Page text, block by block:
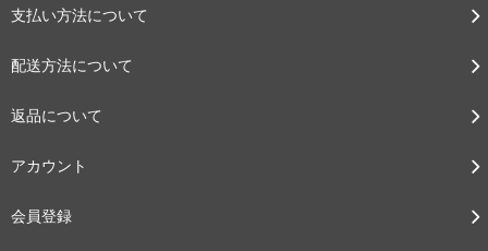
支払い方法について
配送方法について
返品について
アカウント
会員登録